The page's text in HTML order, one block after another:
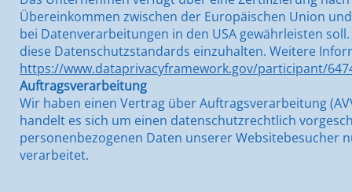
Übereinkommen zwischen der Europäischen Union
bei Datenverarbeitungen in den USA gewährleisten
diese Datenschutzstandards einzuhalten. Weitere
https://www.dataprivacyframework.gov/participant/
Auftragsverarbeitung
Wir haben einen Vertrag über Auftragsverarbeitung
handelt es sich um einen datenschutzrechtlich
personenbezogenen Daten unserer Websitebesucher
verarbeitet.